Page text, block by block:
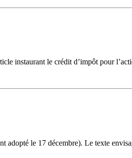
instaurant le crédit d’impôt pour
le 17 décembre). Le texte